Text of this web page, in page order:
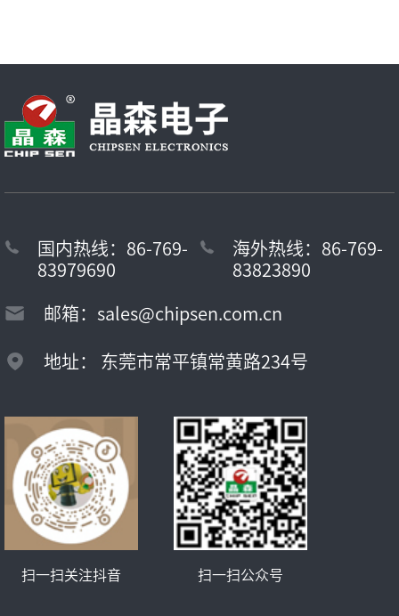
国内热线：86-769-
83979690
海外热线：86-769-
83823890
邮箱：sales@chipsen.com.cn
地址： 东莞市常平镇常黄路234号
扫一扫关注抖音 扫一扫公众号